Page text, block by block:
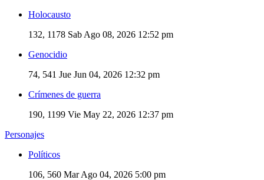
Holocausto
132, 1178 Sab Ago 08, 2026 12:52 pm
Genocidio
74, 541 Jue Jun 04, 2026 12:32 pm
Crímenes de guerra
190, 1199 Vie May 22, 2026 12:37 pm
Personajes
Políticos
106, 560 Mar Ago 04, 2026 5:00 pm